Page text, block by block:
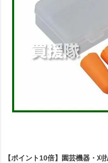
【ポイント10倍】園芸機器・